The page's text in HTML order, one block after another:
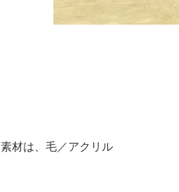
素材は、毛／アクリル